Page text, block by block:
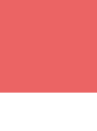
あり)
花キューピッ